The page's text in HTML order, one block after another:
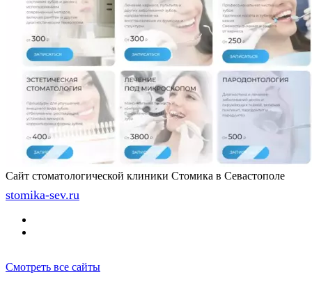
Сайт стоматологической клиники Стомика в Севастополе
stomika-sev.ru
Смотреть все сайты